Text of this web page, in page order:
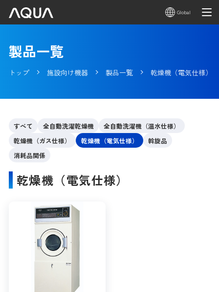
Global
製品一覧
トップ 施設向け機器 製品一覧 乾燥機（電気仕様）
すべて 全自動洗濯乾燥機
全自動洗濯機（温水仕様）
乾燥機（ガス仕様）
乾燥機（電気仕様）
斡旋品
消耗品関係
乾燥機（電気仕様）